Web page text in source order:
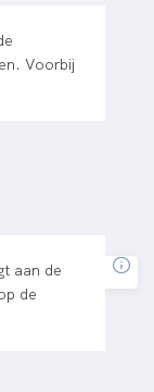
Voorbij
aan de
de